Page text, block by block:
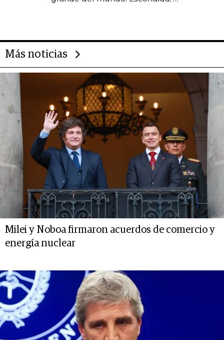
Más noticias
Milei y Noboa firmaron acuerdos de comercio y
energía nuclear